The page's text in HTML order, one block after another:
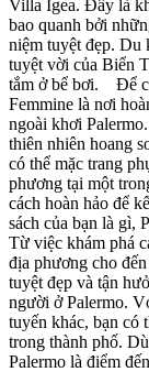
Villa Igea. Đây là
bao quanh bởi
niệm tuyệt đẹp. Du
tuyệt vời của Biển
tắm ở bể bơi. Để
Femmine là nơi
ngoài khơi
thiên nhiên hoang
có thể mặc trang
phương tại một
cách hoàn hảo để
sách của bạn là gì,
Từ việc khám phá
địa phương cho
tuyệt đẹp và tận
người ở Palermo.
tuyến khác, bạn có
trong thành phố.
Palermo là điểm